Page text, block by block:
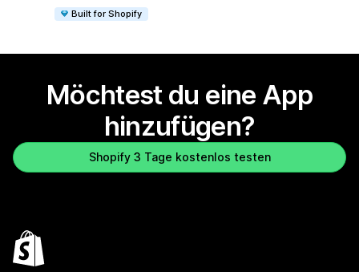
Built for Shopify
Möchtest du eine App
hinzufügen?
Shopify 3 Tage kostenlos testen